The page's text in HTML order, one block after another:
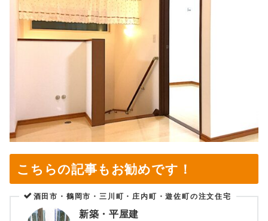
こちらの記事もお勧めです！
酒田市・鶴岡市・三川町・庄内町・遊佐町の注文住宅
新築・平屋建